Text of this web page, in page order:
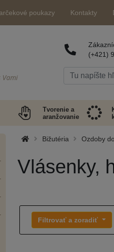
poukazy Kontakty
Vami
(+421)
Tvorenie a
aranžovanie
Bižutéria Ozdoby
Vlásenky,
Filtrovať a zoradiť